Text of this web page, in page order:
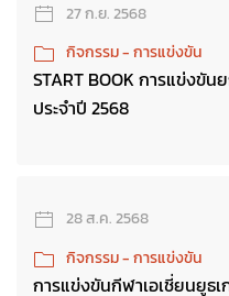
27 ก.ย. 2568
กิจกรรม - การแข่งขัน
START BOOK การแข่งขั
ประจำปี 2568
28 ส.ค. 2568
กิจกรรม - การแข่งขัน
การแข่งขันกีฬาเอเชี่ยนยูธ